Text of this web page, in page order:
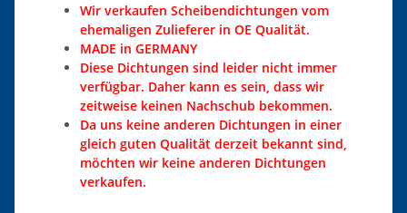
Wir verkaufen Scheibendichtungen vom
ehemaligen Zulieferer in OE Qualität.
MADE in GERMANY
Diese Dichtungen sind leider nicht immer
verfügbar. Daher kann es sein, dass wir
zeitweise keinen Nachschub bekommen.
Da uns keine anderen Dichtungen in einer
gleich guten Qualität derzeit bekannt sind,
möchten wir keine anderen Dichtungen
verkaufen.